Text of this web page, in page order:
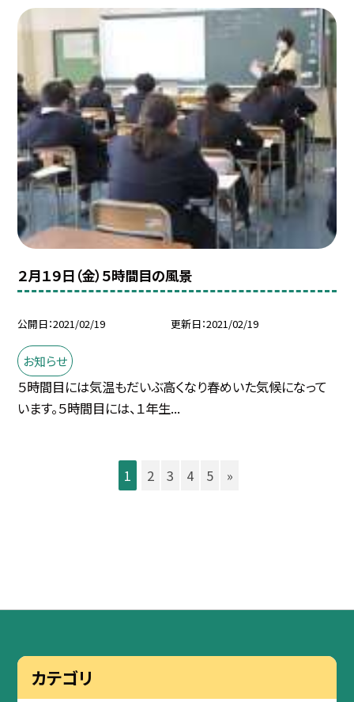
２月１９日（金）５時間目の風景
公開日 2021/02/19 更新日 2021/02/19
お知らせ
５時間目には気温もだいぶ高くなり春めいた気候になって
います。５時間目には、１年生...
1 2 3 4 5 »
カテゴリ